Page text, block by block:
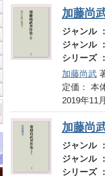
加藤尚
ジャンル
ジャンル
シリーズ
加藤尚武
定価：
2019年11
加藤尚
ジャンル
ジャンル
シリーズ